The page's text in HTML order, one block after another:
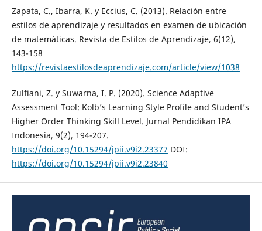
Zapata, C., Ibarra, K. y Eccius, C. (2013). Relación entre
estilos de aprendizaje y resultados en examen de ubicación
de matemáticas. Revista de Estilos de Aprendizaje, 6(12),
143-158
https://revistaestilosdeaprendizaje.com/article/view/1038
Zulfiani, Z. y Suwarna, I. P. (2020). Science Adaptive
Assessment Tool: Kolb’s Learning Style Profile and Student’s
Higher Order Thinking Skill Level. Jurnal Pendidikan IPA
Indonesia, 9(2), 194-207.
https://doi.org/10.15294/jpii.v9i2.23377 DOI:
https://doi.org/10.15294/jpii.v9i2.23840